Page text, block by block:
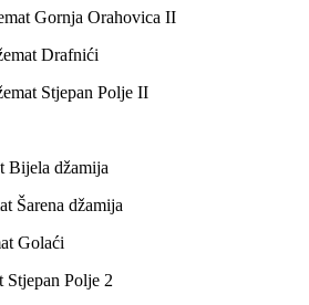
Gornja Orahovica II
Drafnići
Stjepan Polje II
Bijela džamija
Šarena džamija
Golaći
Stjepan Polje 2